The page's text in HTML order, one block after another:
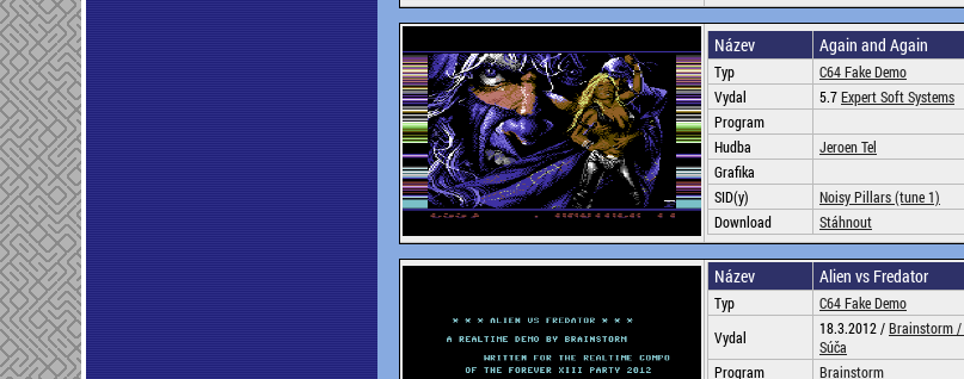
Název Again and Again
Typ
C64 Fake Demo
Vydal
5.7Expert Soft Systems
Program
Hudba
Jeroen Tel
Grafika
SID(y)
Noisy Pillars (tune 1)
Download
Stáhnout
Název Alien vs Fredator
Typ
C64 Fake Demo
Vydal
18.3.2012 /Brainstorm /
Súča
Program
Brainstorm